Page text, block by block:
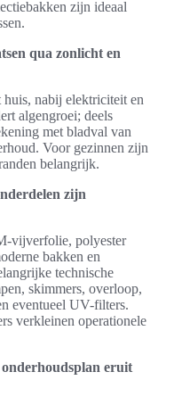
zijn ideaal
qua zonlicht en
nabij elektriciteit en
algengroei; deels
met bladval van
Voor gezinnen zijn
belangrijk.
zijn
vijverfolie, polyester
bakken en
technische
skimmers, overloop,
eventueel UV-filters.
verkleinen operationele
onderhoudsplan eruit